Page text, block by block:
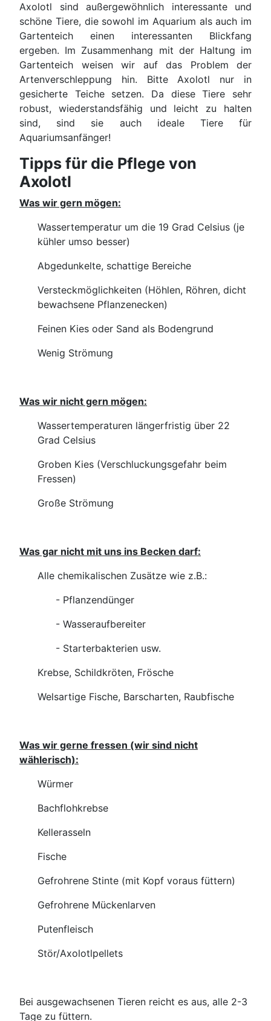
Axolotl sind außergewöhnlich interessante und
schöne Tiere, die sowohl im Aquarium als auch im
Gartenteich einen interessanten Blickfang
ergeben. Im Zusammenhang mit der Haltung im
Gartenteich weisen wir auf das Problem der
Artenverschleppung hin. Bitte Axolotl nur in
gesicherte Teiche setzen. Da diese Tiere sehr
robust, wiederstandsfähig und leicht zu halten
sind, sind sie auch ideale Tiere für
Aquariumsanfänger!
Tipps für die Pflege von
Axolotl
Was wir gern mögen:
Wassertemperatur um die 19 Grad Celsius (je
kühler umso besser)
Abgedunkelte, schattige Bereiche
Versteckmöglichkeiten (Höhlen, Röhren, dicht
bewachsene Pflanzenecken)
Feinen Kies oder Sand als Bodengrund
Wenig Strömung
Was wir nicht gern mögen:
Wassertemperaturen längerfristig über 22
Grad Celsius
Groben Kies (Verschluckungsgefahr beim
Fressen)
Große Strömung
Was gar nicht mit uns ins Becken darf:
Alle chemikalischen Zusätze wie z.B.:
- Pflanzendünger
- Wasseraufbereiter
- Starterbakterien usw.
Krebse, Schildkröten, Frösche
Welsartige Fische, Barscharten, Raubfische
Was wir gerne fressen (wir sind nicht
wählerisch):
Würmer
Bachflohkrebse
Kellerasseln
Fische
Gefrohrene Stinte (mit Kopf voraus füttern)
Gefrohrene Mückenlarven
Putenfleisch
Stör/Axolotlpellets
Bei ausgewachsenen Tieren reicht es aus, alle 2-3
Tage zu füttern.